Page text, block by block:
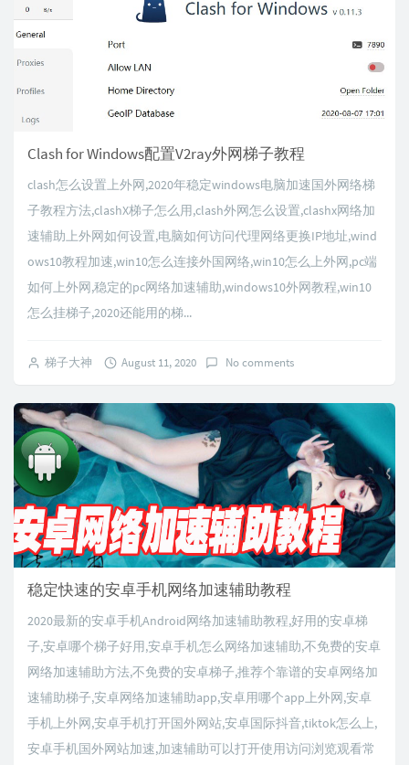
Clash for Windows配置V2ray外网梯子教程
clash怎么设置上外网,2020年稳定windows电脑加速国外网络梯
子教程方法,clashX梯子怎么用,clash外网怎么设置,clashx网络加
速辅助上外网如何设置,电脑如何访问代理网络更换IP地址,wind
ows10教程加速,win10怎么连接外国网络,win10怎么上外网,pc端
如何上外网,稳定的pc网络加速辅助,windows10外网教程,win10
怎么挂梯子,2020还能用的梯...
梯子大神 August 11, 2020 No comments
稳定快速的安卓手机网络加速辅助教程
2020最新的安卓手机Android网络加速辅助教程,好用的安卓梯
子,安卓哪个梯子好用,安卓手机怎么网络加速辅助,不免费的安卓
网络加速辅助方法,不免费的安卓梯子,推荐个靠谱的安卓网络加
速辅助梯子,安卓网络加速辅助app,安卓用哪个app上外网,安卓
手机上外网,安卓手机打开国外网站,安卓国际抖音,tiktok怎么上,
安卓手机国外网站加速,加速辅助可以打开使用访问浏览观看常